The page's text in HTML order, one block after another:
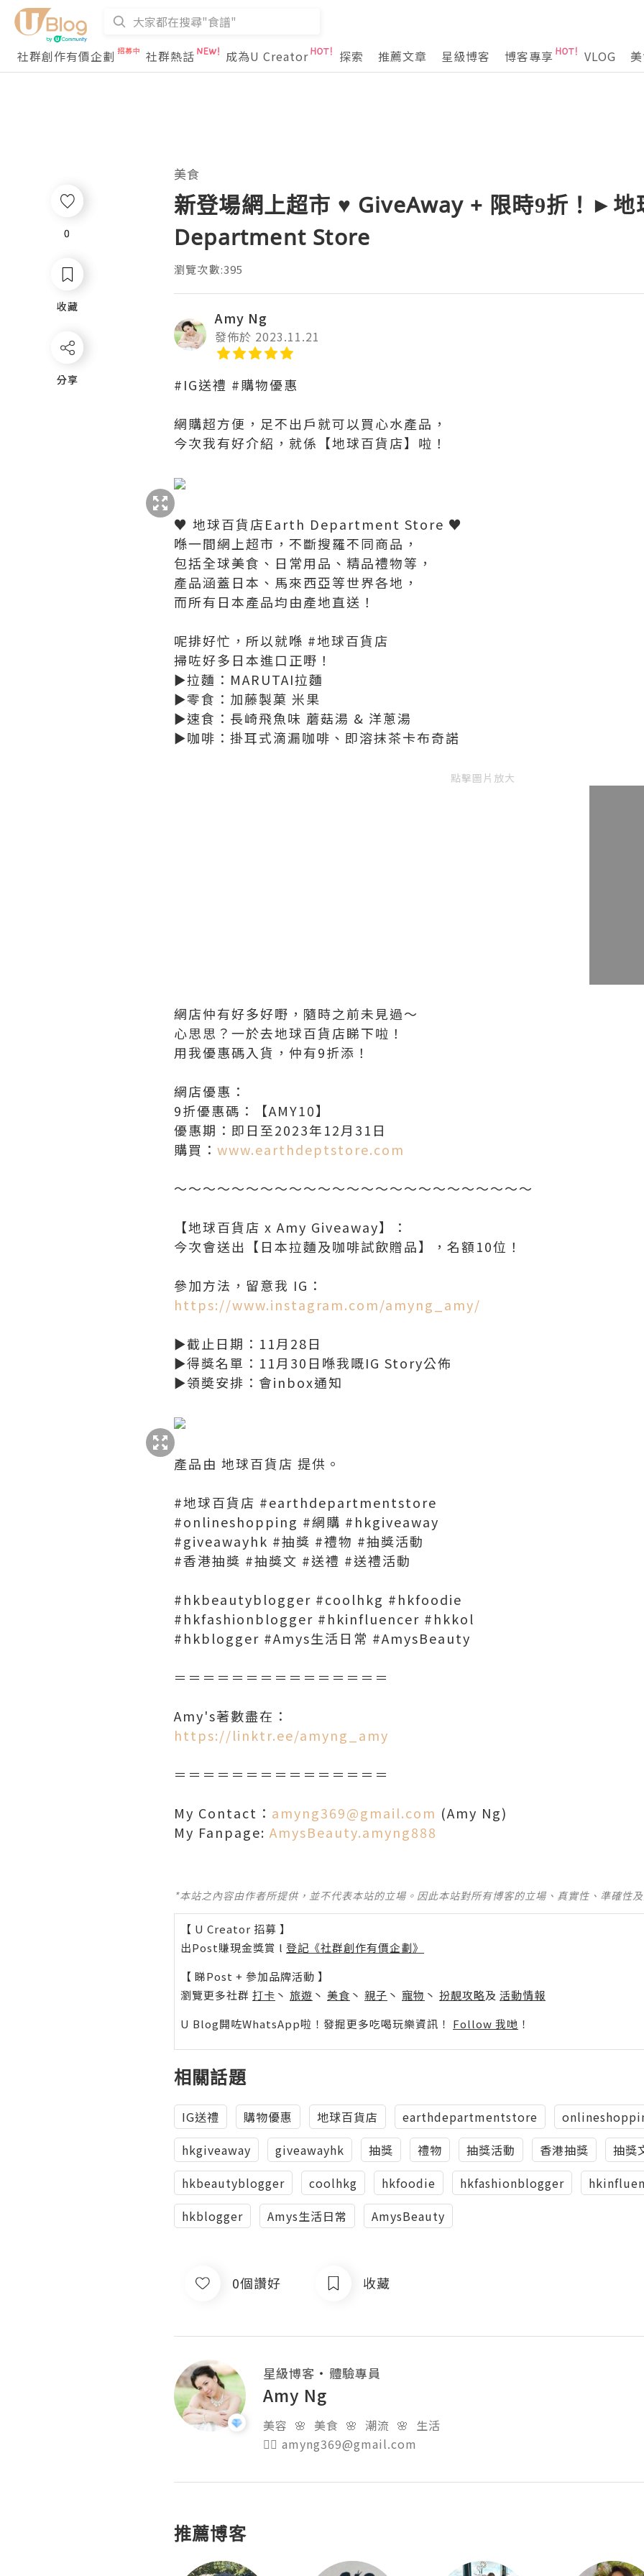
社群創作有價企劃 社群熱話 成為U Creator 探索 推薦文章 星級博客 博客專享 VLOG
0
收藏
分享
美食
新登場網上超市 ♥ GiveAway + 限時9折！►
Department Store
瀏覽次數:395
Amy Ng
發佈於 2023.11.21
#IG送禮 #購物優惠
網購超方便，足不出戶就可以買心水產品，
今次我有好介紹，就係【地球百貨店】啦！
♥ 地球百貨店Earth Department Store ♥
喺一間網上超市，不斷搜羅不同商品，
包括全球美食、日常用品、精品禮物等，
產品涵蓋日本、馬來西亞等世界各地，
而所有日本產品均由產地直送！
呢排好忙，所以就喺 #地球百貨店
掃咗好多日本進口正嘢！
►拉麵：MARUTAI拉麵
►零食：加藤製菓 米果
►速食：長崎飛魚味 蘑菇湯 & 洋蔥湯
►咖啡：掛耳式滴漏咖啡、即溶抹茶卡布奇諾
點擊圖片放大
網店仲有好多好嘢，隨時之前未見過～
心思思？一於去地球百貨店睇下啦！
用我優惠碼入貨，仲有9折添！
網店優惠：
9折優惠碼：【AMY10】
優惠期：即日至2023年12月31日
購買： www.earthdeptstore.com
～～～～～～～～～～～～～～～～～～～～～～～～～
【地球百貨店 x Amy Giveaway】：
今次會送出【日本拉麵及咖啡試飲贈品】，名額10位！
參加方法，留意我 IG：
https://www.instagram.com/amyng_amy/
►截止日期：11月28日
►得獎名單：11月30日喺我嘅IG Story公佈
►領奬安排：會inbox通知
產品由 地球百貨店 提供。
#地球百貨店 #earthdepartmentstore
#onlineshopping #網購 #hkgiveaway
#giveawayhk #抽獎 #禮物 #抽獎活動
#香港抽獎 #抽獎文 #送禮 #送禮活動
#hkbeautyblogger #coolhkg #hkfoodie
#hkfashionblogger #hkinfluencer #hkkol
#hkblogger #Amys生活日常 #AmysBeauty
＝＝＝＝＝＝＝＝＝＝＝＝＝＝＝
Amy's著數盡在：
https://linktr.ee/amyng_amy
＝＝＝＝＝＝＝＝＝＝＝＝＝＝＝
My Contact： amyng369@gmail.com (Amy Ng)
My Fanpage: AmysBeauty.amyng888
*本站之內容由作者所提供，並不代表本站的立場。因此本站對所有博客的立場、真實性、準確性
【 U Creator 招募 】
出Post賺現金獎賞 l 登記《社群創作有價企劃》
【 睇Post + 參加品牌活動 】
瀏覽更多社群 打卡 丶 旅遊 丶 美食 丶 親子 丶 寵物 丶 扮靚攻略及 活動情報
U Blog開咗WhatsApp啦！發掘更多吃喝玩樂資訊！ Follow 我哋 ！
相關話題
IG送禮 購物優惠 地球百貨店 earthdepartmentstore
hkgiveaway
giveawayhk 抽獎 禮物 抽獎活動 香港抽獎
抽獎
hkbeautyblogger
coolhkg hkfoodie hkfashionblogger
hkblogger
Amys生活日常 AmysBeauty
0個讚好 收藏
星級博客 ・ 體驗專員
Amy Ng
美容  🌸  美食  🌸  潮流  🌸  生活
👉🏻 amyng369@gmail.com
推薦博客
0
收藏
分享